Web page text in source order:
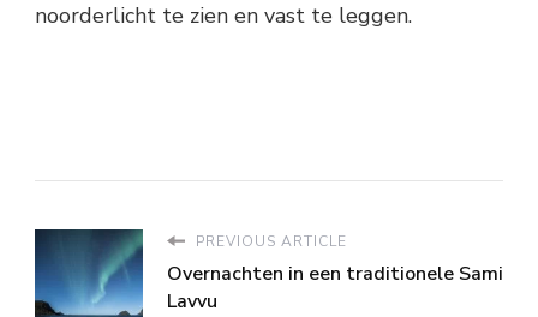
noorderlicht te zien en vast te leggen.
PREVIOUS ARTICLE
Overnachten in een traditionele Sami
Lavvu